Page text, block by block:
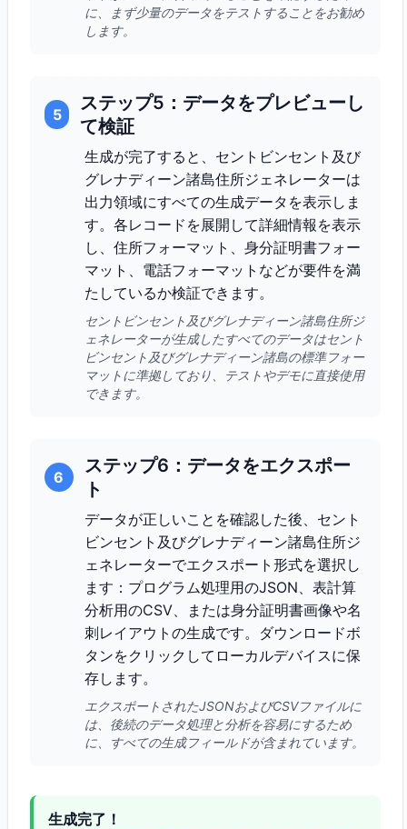
に、まず少量のデータをテストすることをお勧め
します。
5
ステップ5：データをプレビューし
て検証
生成が完了すると、セントビンセント及び
グレナディーン諸島住所ジェネレーターは
出力領域にすべての生成データを表示しま
す。各レコードを展開して詳細情報を表示
し、住所フォーマット、身分証明書フォー
マット、電話フォーマットなどが要件を満
たしているか検証できます。
セントビンセント及びグレナディーン諸島住所ジ
ェネレーターが生成したすべてのデータはセント
ビンセント及びグレナディーン諸島の標準フォー
マットに準拠しており、テストやデモに直接使用
できます。
6
ステップ6：データをエクスポー
ト
データが正しいことを確認した後、セント
ビンセント及びグレナディーン諸島住所ジ
ェネレーターでエクスポート形式を選択し
ます：プログラム処理用のJSON、表計算
分析用のCSV、または身分証明書画像や名
刺レイアウトの生成です。ダウンロードボ
タンをクリックしてローカルデバイスに保
存します。
エクスポートされたJSONおよびCSVファイルに
は、後続のデータ処理と分析を容易にするため
に、すべての生成フィールドが含まれています。
生成完了！